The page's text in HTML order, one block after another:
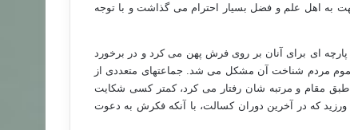
به اهل علم و فضل بسیار احترام می گذاشت و با توجه
پارچه ای برای آنان بر روی فرش پهن می کرد و در برخورد
مردم شناخت آن مشکل می شد. جماعتهای متعددی از
مقام و مرتبه شان رفتار می کرد، کمتر کسی شکایت
که در آخرین دوران کسالت، با آنکه فکرش به دعوت